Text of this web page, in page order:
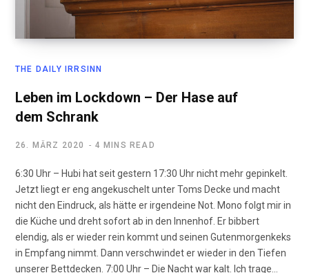
THE DAILY IRRSINN
Leben im Lockdown – Der Hase auf
dem Schrank
26. MÄRZ 2020 4 MINS READ
6:30 Uhr – Hubi hat seit gestern 17:30 Uhr nicht mehr gepinkelt.
Jetzt liegt er eng angekuschelt unter Toms Decke und macht
nicht den Eindruck, als hätte er irgendeine Not. Mono folgt mir in
die Küche und dreht sofort ab in den Innenhof. Er bibbert
elendig, als er wieder rein kommt und seinen Gutenmorgenkeks
in Empfang nimmt. Dann verschwindet er wieder in den Tiefen
unserer Bettdecken. 7:00 Uhr – Die Nacht war kalt. Ich trage…